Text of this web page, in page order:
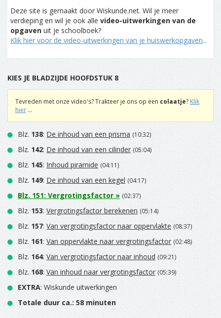
Deze site is gemaakt door Wiskunde.net. Wil je meer
verdieping en wil je ook alle video-uitwerkingen van de
opgaven uit je schoolboek?
Klik hier voor de video-uitwerkingen van je huiswerkopgaven...
KIES JE BLADZIJDE HOOFDSTUK 8
Tevreden met onze video's? Trakteer je ons op een colaatje? Klik
hier ...
Blz. 138: De inhoud van een prisma (10:32)
Blz. 142: De inhoud van een cilinder (05:04)
Blz. 145: Inhoud piramide (04:11)
Blz. 149: De inhoud van een kegel (04:17)
Blz. 151: Vergrotingsfactor » (02:37)
Blz. 153: Vergrotingsfactor berekenen (05:14)
Blz. 157: Van vergrotingsfactor naar oppervlakte (08:37)
Blz. 161: Van oppervlakte naar vergrotingsfactor (02:48)
Blz. 164: Van vergrotingsfactor naar inhoud (09:21)
Blz. 168: Van inhoud naar vergrotingsfactor (05:39)
EXTRA: Wiskunde uitwerkingen
Totale duur ca.: 58 minuten